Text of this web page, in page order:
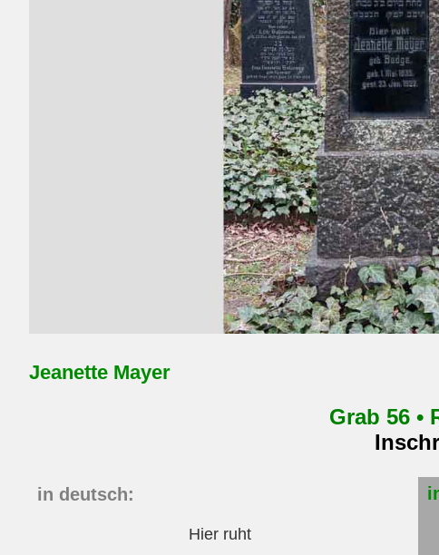
Jeanette Mayer
Grab 56 •
in deutsch:
Hier ruht